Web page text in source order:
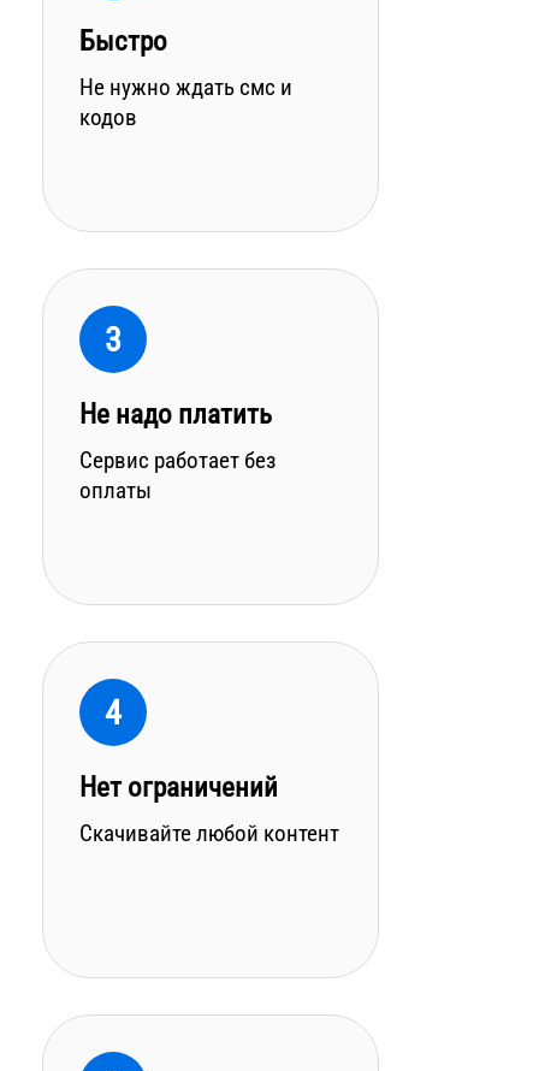
Быстро
Не нужно ждать смс и
кодов
3
Не надо платить
Сервис работает без
оплаты
4
Нет ограничений
Скачивайте любой контент